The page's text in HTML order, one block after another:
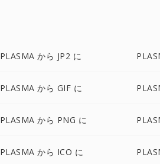
PLASMA から JP2 に
PLASMA から GIF に
PLASMA から PNG に
PLASMA から ICO に